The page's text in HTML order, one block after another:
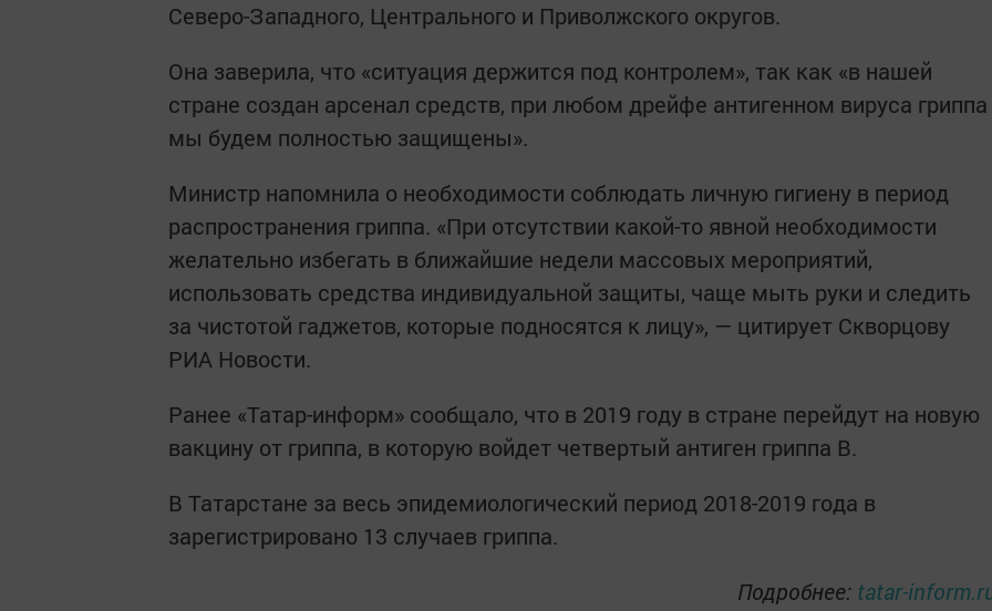
Северо-Западного, Центрального и Приволжского округов.
Она заверила, что «ситуация держится под контролем», так как «в нашей
стране создан арсенал средств, при любом дрейфе антигенном вируса гриппа
мы будем полностью защищены».
Министр напомнила о необходимости соблюдать личную гигиену в период
распространения гриппа. «При отсутствии какой-то явной необходимости
желательно избегать в ближайшие недели массовых мероприятий,
использовать средства индивидуальной защиты, чаще мыть руки и следить
за чистотой гаджетов, которые подносятся к лицу», — цитирует Скворцову
РИА Новости.
Ранее «Татар-информ» сообщало, что в 2019 году в стране перейдут на новую
вакцину от гриппа, в которую войдет четвертый антиген гриппа В.
В Татарстане за весь эпидемиологический период 2018-2019 года в
зарегистрировано 13 случаев гриппа.
Подробнее: tatar-